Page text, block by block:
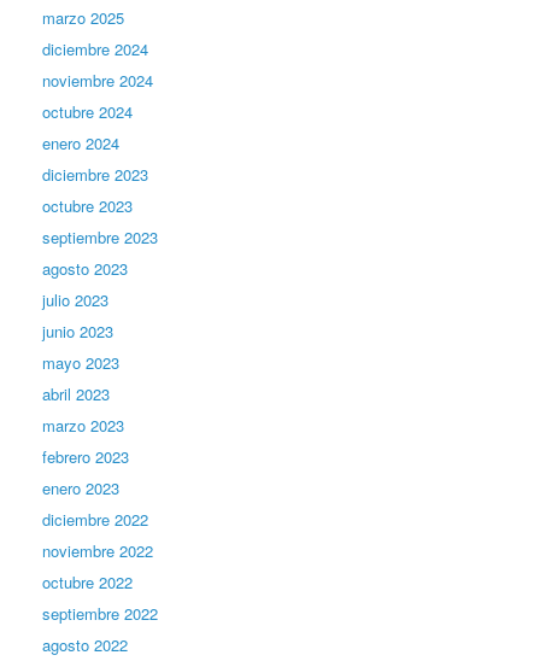
marzo 2025
diciembre 2024
noviembre 2024
octubre 2024
enero 2024
diciembre 2023
octubre 2023
septiembre 2023
agosto 2023
julio 2023
junio 2023
mayo 2023
abril 2023
marzo 2023
febrero 2023
enero 2023
diciembre 2022
noviembre 2022
octubre 2022
septiembre 2022
agosto 2022